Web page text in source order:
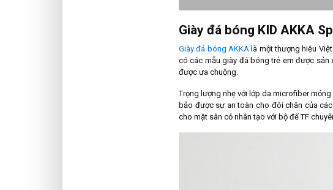
Giày đá bóng KID AKKA
Giày đá bóng AKKA là một thượng hiệu
có các mẫu giày đá bóng trẻ em được
được ưa chuộng.
Trọng lượng nhẹ với lớp da microfiber
bảo được sự an toàn cho đôi chân của
cho mặt sân cỏ nhân tạo với bộ đế TF